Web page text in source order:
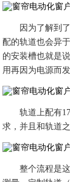
因为了解到
配的轨道也会异
的安装槽也就是
用再因为电源而发
轨道上配有
求，并且和轨道
整个流程是